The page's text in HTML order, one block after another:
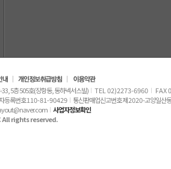
5층 505호(장항동, 동하넥서스빌) TEL 02)2273-6960
FAX
등록번호110-81-90429 통신판매업신고번호 제2020-고양일산
사업자정보확인
All rights reserved.